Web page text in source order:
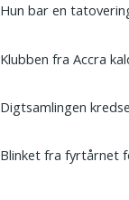
bar en
fra Accra
fra fyrtårnet